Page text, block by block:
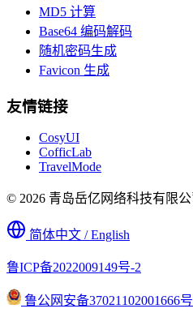
MD5 计算
Base64 编码解码
随机密码生成
Favicon 生成
友情链接
CosyUI
CofficLab
TravelMode
© 2026 青岛岳亿网络科技有限
简体中文 / English
鲁ICP备2022009149号-2
鲁公网安备37021102001666号